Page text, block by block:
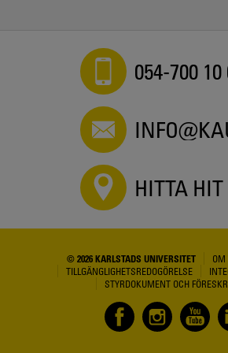
054-700 10
HITTA HIT
© 2026 KARLSTADS UNIVERSITET
TILLGÄNGLIGHETSREDOGÖRELSE
STYRDOKUMENT OCH